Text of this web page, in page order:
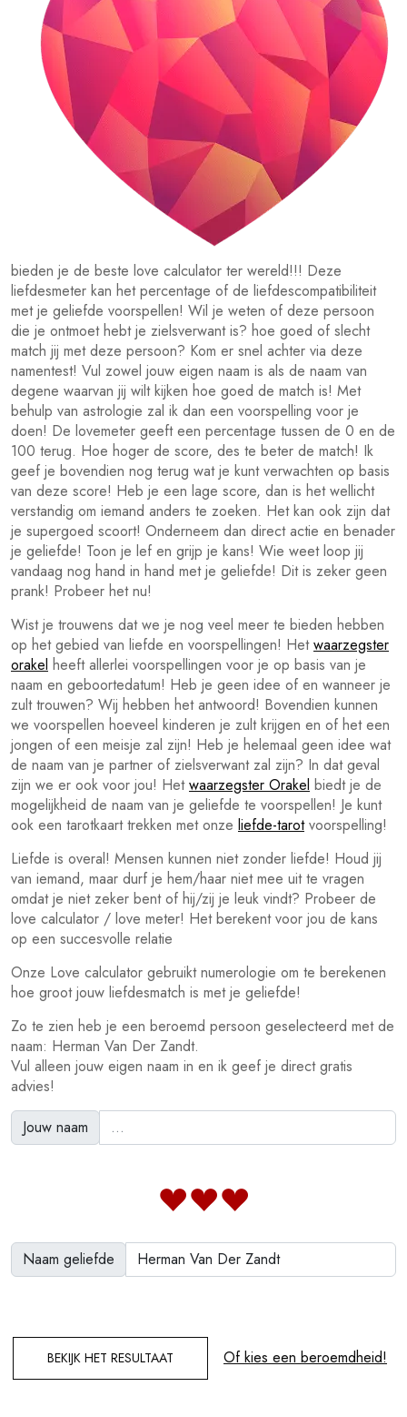
bieden je de beste love calculator ter wereld!!! Deze
liefdesmeter kan het percentage of de liefdescompatibiliteit
met je geliefde voorspellen! Wil je weten of deze persoon
die je ontmoet hebt je zielsverwant is? hoe goed of slecht
match jij met deze persoon? Kom er snel achter via deze
namentest! Vul zowel jouw eigen naam is als de naam van
degene waarvan jij wilt kijken hoe goed de match is! Met
behulp van astrologie zal ik dan een voorspelling voor je
doen! De lovemeter geeft een percentage tussen de 0 en de
100 terug. Hoe hoger de score, des te beter de match! Ik
geef je bovendien nog terug wat je kunt verwachten op basis
van deze score! Heb je een lage score, dan is het wellicht
verstandig om iemand anders te zoeken. Het kan ook zijn dat
je supergoed scoort! Onderneem dan direct actie en benader
je geliefde! Toon je lef en grijp je kans! Wie weet loop jij
vandaag nog hand in hand met je geliefde! Dit is zeker geen
prank! Probeer het nu!
Wist je trouwens dat we je nog veel meer te bieden hebben
op het gebied van liefde en voorspellingen! Hetwaarzegster
orakel heeft allerlei voorspellingen voor je op basis van je
naam en geboortedatum! Heb je geen idee of en wanneer je
zult trouwen? Wij hebben het antwoord! Bovendien kunnen
we voorspellen hoeveel kinderen je zult krijgen en of het een
jongen of een meisje zal zijn! Heb je helemaal geen idee wat
de naam van je partner of zielsverwant zal zijn? In dat geval
zijn we er ook voor jou! Hetwaarzegster Orakel biedt je de
mogelijkheid de naam van je geliefde te voorspellen! Je kunt
ook een tarotkaart trekken met onze liefde-tarotvoorspelling!
Liefde is overal! Mensen kunnen niet zonder liefde! Houd jij
van iemand, maar durf je hem/haar niet mee uit te vragen
omdat je niet zeker bent of hij/zij je leuk vindt? Probeer de
love calculator / love meter! Het berekent voor jou de kans
op een succesvolle relatie
Onze Love calculator gebruikt numerologie om te berekenen
hoe groot jouw liefdesmatch is met je geliefde!
Zo te zien heb je een beroemd persoon geselecteerd met de
naam: Herman Van Der Zandt.
Vul alleen jouw eigen naam in en ik geef je direct gratis
advies!
Jouw naam
Naam geliefde
BEKIJK HET RESULTAAT Of kies een beroemdheid!